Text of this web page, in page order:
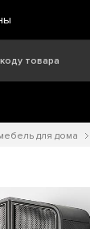
для дома